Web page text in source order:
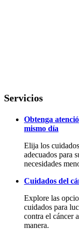
Servicios
Obtenga
mismo día
Elija los cuidados
adecuados para
necesidades
Cuidados del
Explore las
cuidados para
contra el cáncer
manera.